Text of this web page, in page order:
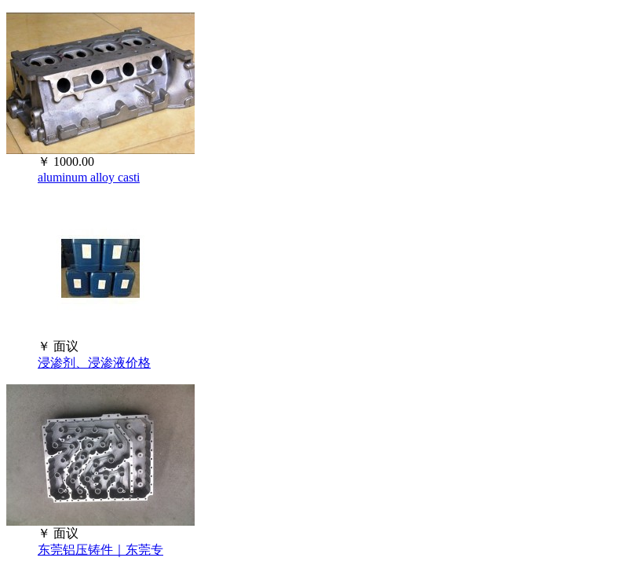
￥ 1000.00
aluminum alloy casti
￥ 面议
浸渗剂、浸渗液价格
￥ 面议
东莞铝压铸件｜东莞专